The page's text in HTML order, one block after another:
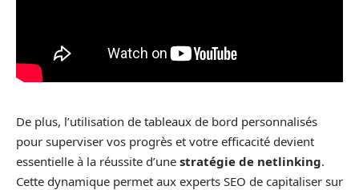
De plus, l’utilisation de tableaux de bord personnalisés
pour superviser vos progrès et votre efficacité devient
essentielle à la réussite d’une stratégie de netlinking.
Cette dynamique permet aux experts SEO de capitaliser sur